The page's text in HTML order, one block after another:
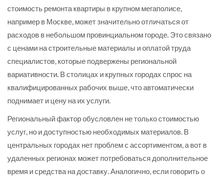
стоимость ремонта квартиры в крупном мегаполисе,
например в Москве, может значительно отличаться от
расходов в небольшом провинциальном городе. Это связано
с ценами на строительные материалы и оплатой труда
специалистов, которые подвержены региональной
вариативности. В столицах и крупных городах спрос на
квалифицированных рабочих выше, что автоматически
поднимает и цену на их услуги.
Региональный фактор обусловлен не только стоимостью
услуг, но и доступностью необходимых материалов. В
центральных городах нет проблем с ассортиментом, а вот в
удаленных регионах может потребоваться дополнительное
время и средства на доставку. Аналогично, если говорить о